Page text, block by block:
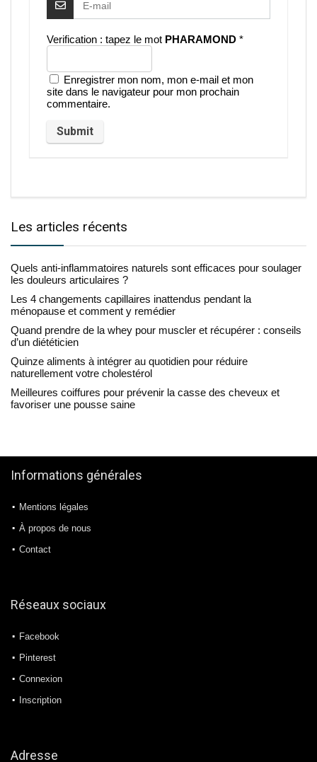
Verification : tapez le mot PHARAMOND *
Enregistrer mon nom, mon e-mail et mon
site dans le navigateur pour mon prochain
commentaire.
Les articles récents
Quels anti-inflammatoires naturels sont efficaces pour soulager
les douleurs articulaires ?
Les 4 changements capillaires inattendus pendant la
ménopause et comment y remédier
Quand prendre de la whey pour muscler et récupérer : conseils
d’un diététicien
Quinze aliments à intégrer au quotidien pour réduire
naturellement votre cholestérol
Meilleures coiffures pour prévenir la casse des cheveux et
favoriser une pousse saine
Informations générales
Mentions légales
À propos de nous
Contact
Réseaux sociaux
Facebook
Pinterest
Connexion
Inscription
Adresse